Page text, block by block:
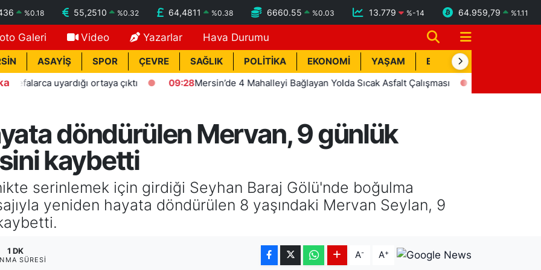
%0.18 55,2510 %0.32 64,4811 %0.38 6660.55 %0.03 13.779 %-14 64.959,79 %1.11
Galeri Video Yazarlar Hava Durumu
ASAYİŞ SPOR ÇEVRE SAĞLIK POLİTİKA EKONOMİ YAŞAM BİK İLAN
uyardığı ortaya çıktı 09:28Mersin’de 4 Mahalleyi Bağlayan Yolda Sıcak Asfalt Çalışması 09:28Mersin’de
döndürülen Mervan, 9 günlük
kaybetti
serinlemek için girdiği Seyhan Baraj Gölü'nde boğulma
yeniden hayata döndürülen 8 yaşındaki Mervan Seylan, 9
1 DK
SÜRESI A- A+